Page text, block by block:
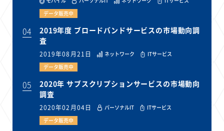
データ販売中
04
2019年度 ブロードバンドサービスの市場動向調
査
2019年08月21日 ネットワーク
ITサービス
データ販売中
05
2020年 サブスクリプションサービスの市場動向
調査
2020年02月04日 パーソナルIT
ITサービス
データ販売中